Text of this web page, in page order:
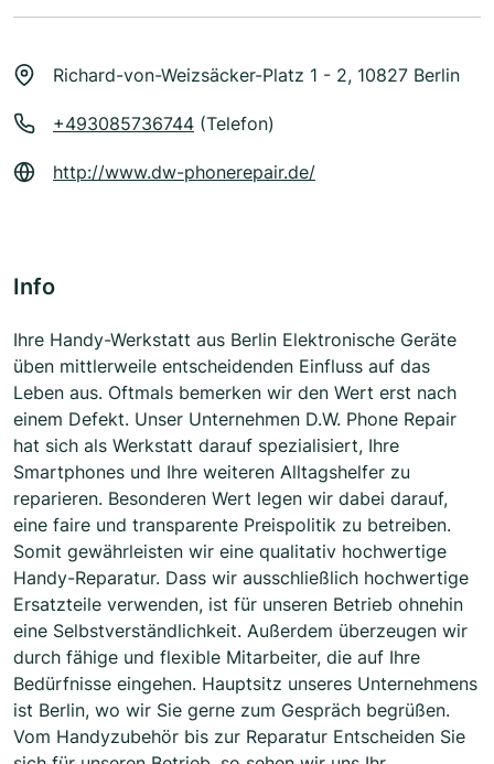
Richard-von-Weizsäcker-Platz 1 - 2, 10827 Berlin
+493085736744 (Telefon)
http://www.dw-phonerepair.de/
Info
Ihre Handy-Werkstatt aus Berlin Elektronische Geräte
üben mittlerweile entscheidenden Einfluss auf das
Leben aus. Oftmals bemerken wir den Wert erst nach
einem Defekt. Unser Unternehmen D.W. Phone Repair
hat sich als Werkstatt darauf spezialisiert, Ihre
Smartphones und Ihre weiteren Alltagshelfer zu
reparieren. Besonderen Wert legen wir dabei darauf,
eine faire und transparente Preispolitik zu betreiben.
Somit gewährleisten wir eine qualitativ hochwertige
Handy-Reparatur. Dass wir ausschließlich hochwertige
Ersatzteile verwenden, ist für unseren Betrieb ohnehin
eine Selbstverständlichkeit. Außerdem überzeugen wir
durch fähige und flexible Mitarbeiter, die auf Ihre
Bedürfnisse eingehen. Hauptsitz unseres Unternehmens
ist Berlin, wo wir Sie gerne zum Gespräch begrüßen.
Vom Handyzubehör bis zur Reparatur Entscheiden Sie